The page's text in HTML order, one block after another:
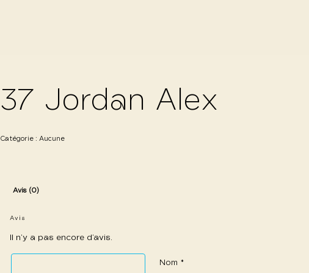
37 Jordan Alex
Catégorie : Aucune
Avis (0)
Avis
Il n’y a pas encore d’avis.
Nom *